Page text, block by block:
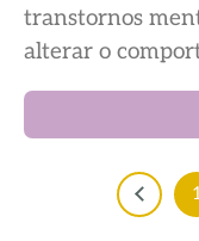
transtornos
alterar o